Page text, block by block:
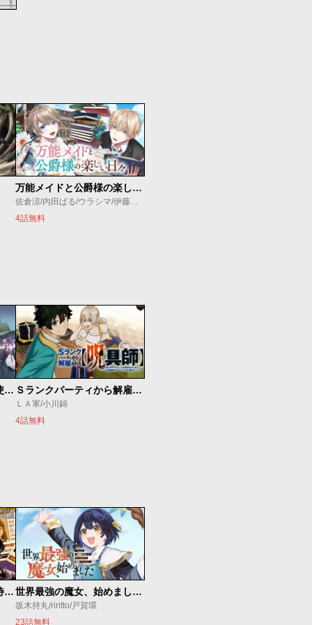
万能メイドと公爵様の楽しい日々
佐倉涼/内田ぱる/ウラシマ/伊藤テリヤキ
4話無料
ゴミ以下だと追放された使用人、実は前世賢者です ～史上最強の賢者、世界最高峰の学園に通う～ Ｓランクパーティから解雇された【呪具師】～『呪いのアイテム』しか作れませんが、その性能はアーティファクト級なり……！～
ＬＡ軍/小川錦
4話無料
今夜もシリアルキラーと待ち合わせ 世界最強の魔女、始めました ～私だけ『攻略サイト』を見れる世界で自由に生きます～
坂木持丸/riritto/戸賀環
23話無料